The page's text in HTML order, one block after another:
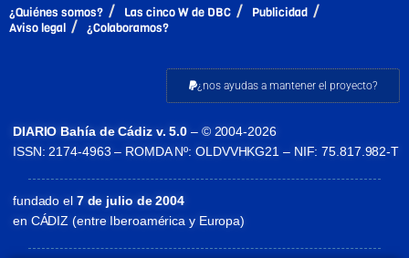
¿Quiénes somos? Las cinco W de DBC
Publicidad
Aviso legal
¿Colaboramos?
¿nos ayudas a mantener el proyecto?
DIARIO Bahía de Cádiz v. 5.0 – © 2004-2026
ISSN: 2174-4963 – ROMDA Nº: OLDVVHKG21 – NIF: 75.817.982-T
fundado el7 de julio de 2004
en CÁDIZ (entre Iberoamérica y Europa)